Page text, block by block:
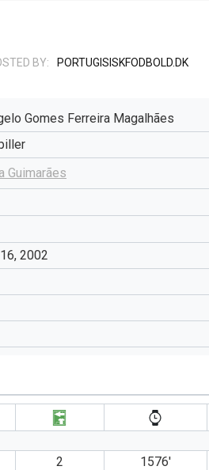
BY: PORTUGISISKFODBOLD.DK
Gomes Ferreira Magalhães
Guimarães
2002
2 1576′